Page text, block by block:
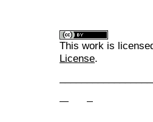
This work is
License.